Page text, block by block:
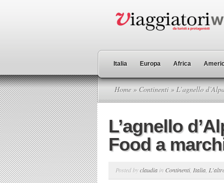
Italia Europa Africa
Home » Continenti» L’agnello
L’agnello
Food a
Posted byclaudia in Continenti, Italia